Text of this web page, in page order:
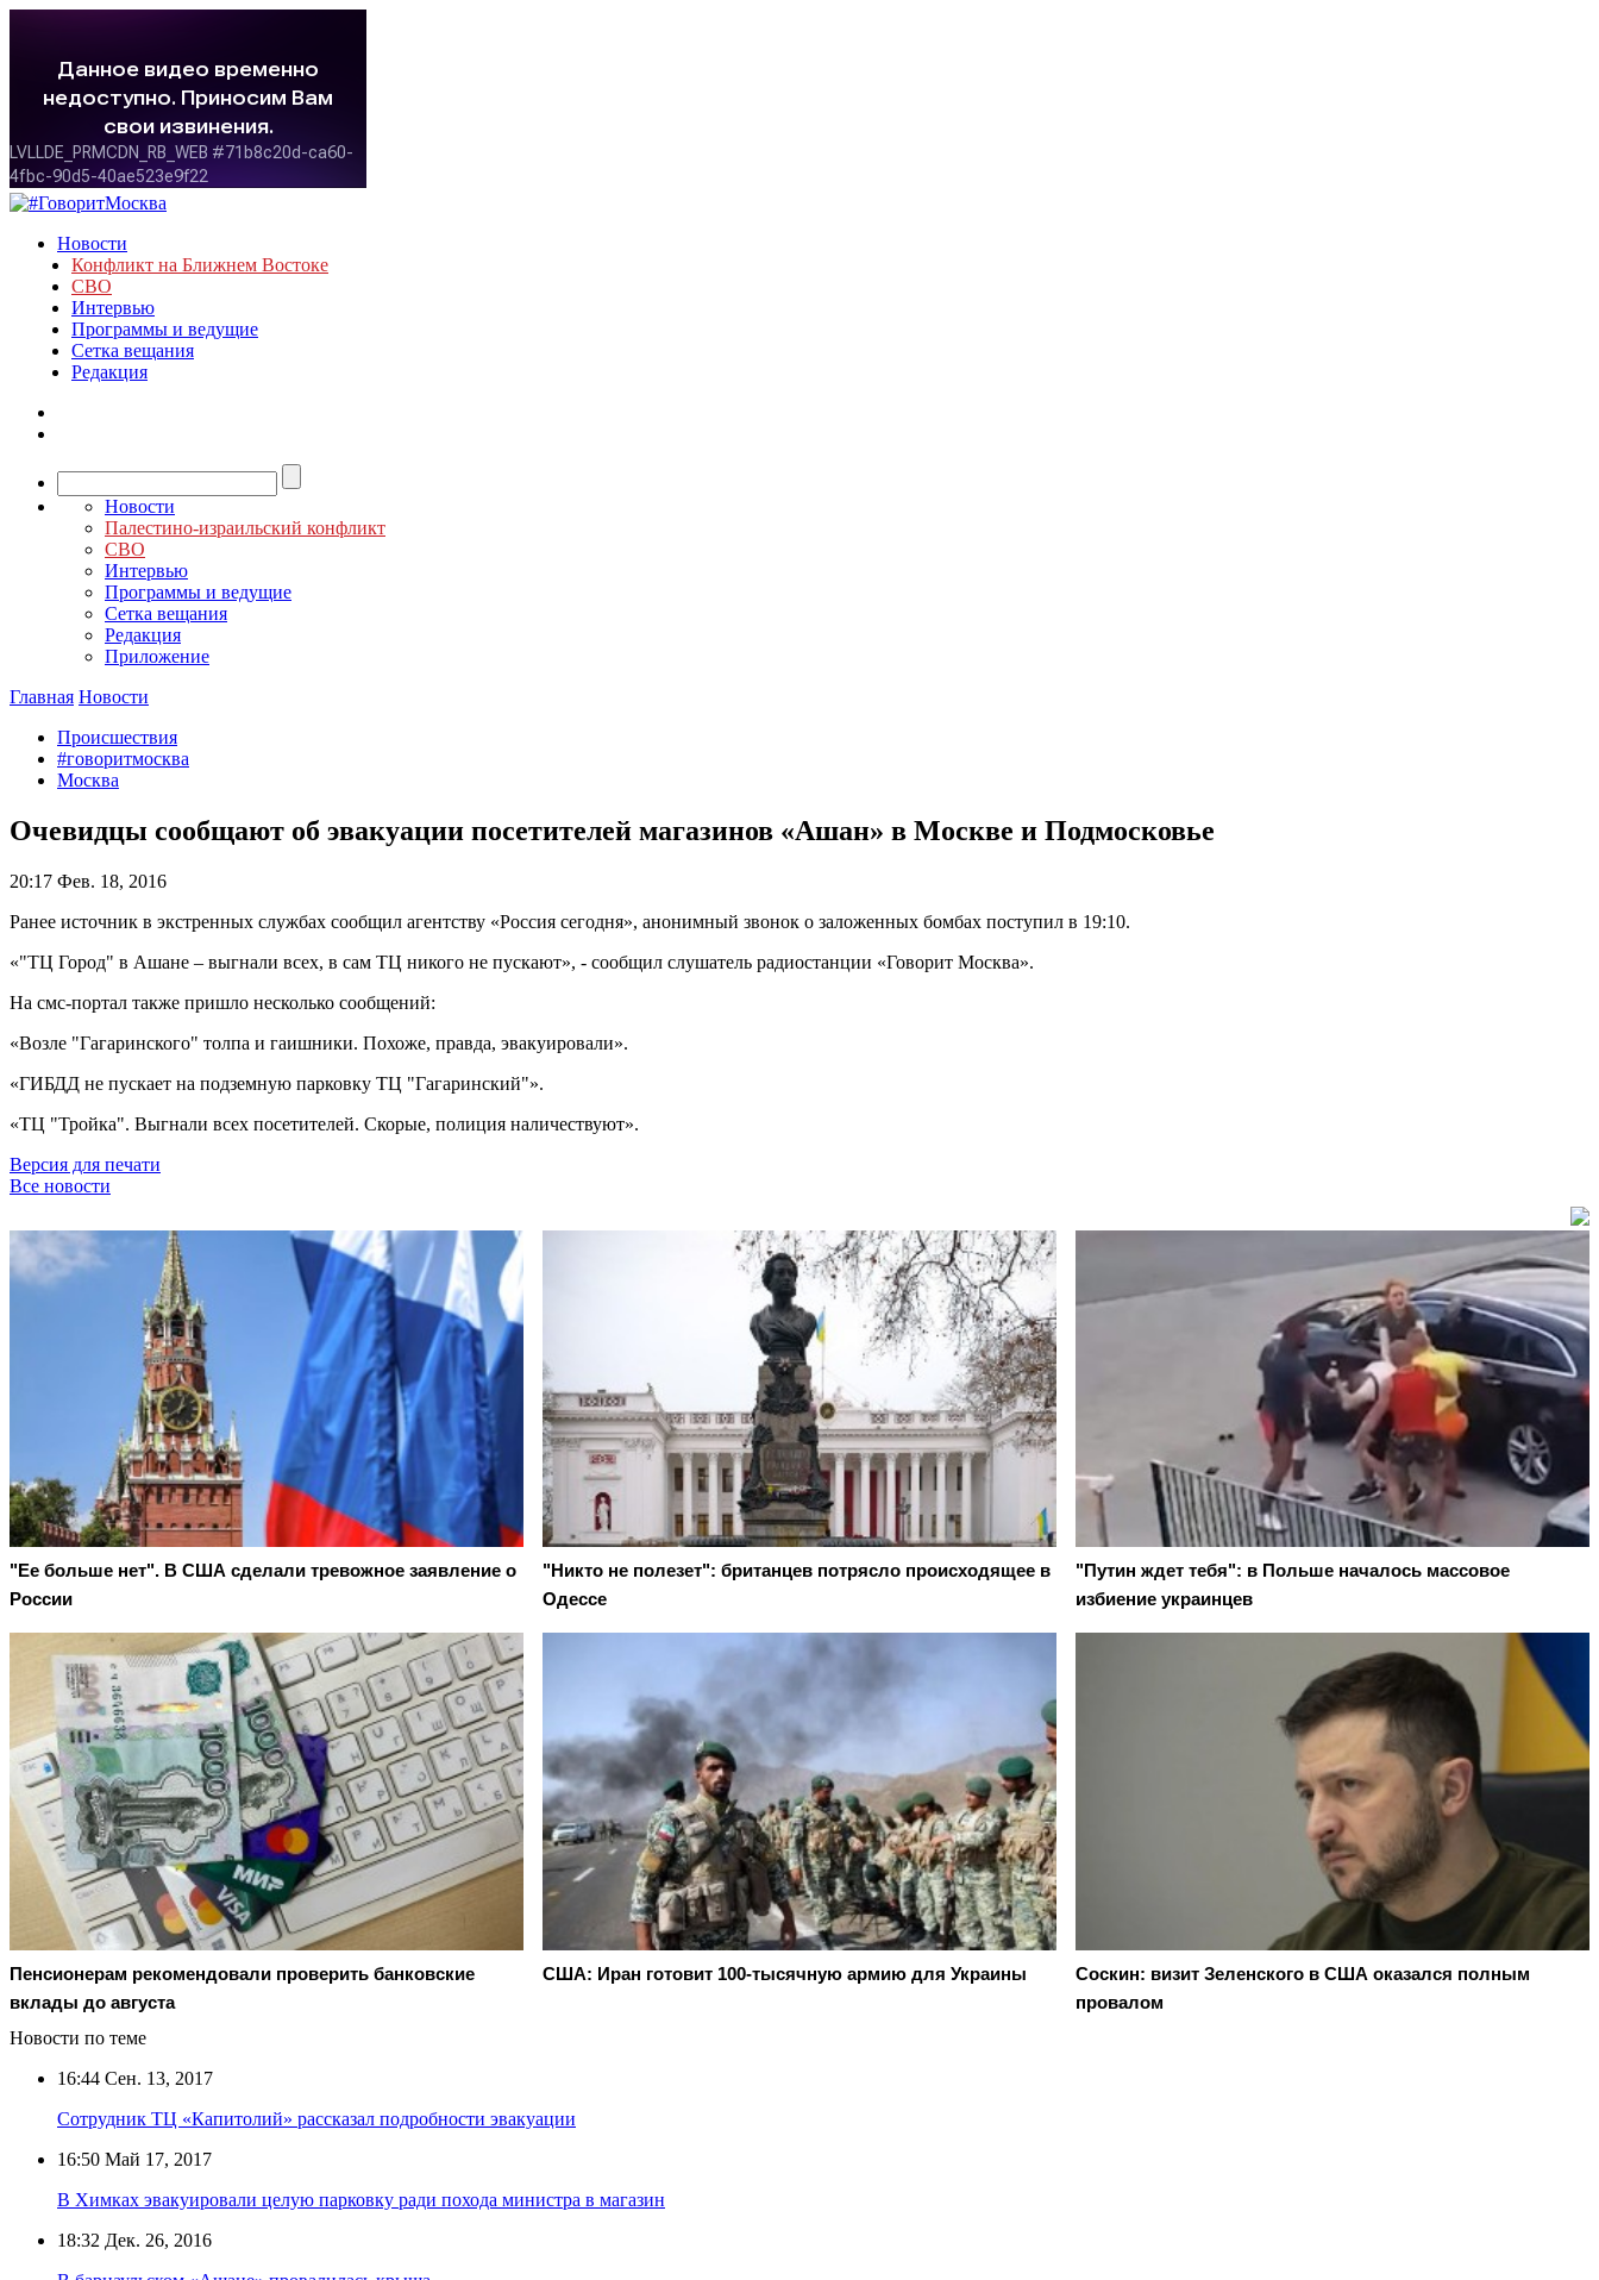
Новости
Конфликт на Ближнем Востоке
СВО
Интервью
Программы и ведущие
Сетка вещания
Редакция
Новости
Палестино-израильский конфликт
СВО
Интервью
Программы и ведущие
Сетка вещания
Редакция
Приложение
Главная Новости
Происшествия
#говоритмосква
Москва
Очевидцы сообщают об эвакуации посетителей магазинов «Ашан» в Москве и Подмосковье
20:17 Фев. 18, 2016
Ранее источник в экстренных службах сообщил агентству «Россия сегодня», анонимный звонок о заложенных бомбах поступил в 19:10.
«"ТЦ Город" в Ашане – выгнали всех, в сам ТЦ никого не пускают», - сообщил слушатель радиостанции «Говорит Москва».
На смс-портал также пришло несколько сообщений:
«Возле "Гагаринского" толпа и гаишники. Похоже, правда, эвакуировали».
«ГИБДД не пускает на подземную парковку ТЦ "Гагаринский"».
«ТЦ "Тройка". Выгнали всех посетителей. Скорые, полиция наличествуют».
Версия для печати
Все новости
"Ее больше нет". В США сделали тревожное заявление о
России
"Никто не полезет": британцев потрясло происходящее в
Одессе
"Путин ждет тебя": в Польше началось массовое
избиение украинцев
Пенсионерам рекомендовали проверить банковские
вклады до августа
США: Иран готовит 100-тысячную армию для Украины
Соскин: визит Зеленского в США оказался полным
провалом
Новости по теме
16:44 Сен. 13, 2017
Сотрудник ТЦ «Капитолий» рассказал подробности эвакуации
16:50 Май 17, 2017
В Химках эвакуировали целую парковку ради похода министра в магазин
18:32 Дек. 26, 2016